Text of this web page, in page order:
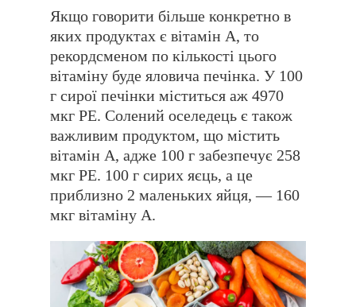
Якщо говорити більше конкретно в
яких продуктах є вітамін А, то
рекордсменом по кількості цього
вітаміну буде яловича печінка. У 100
г сирої печінки міститься аж 4970
мкг РЕ. Солений оселедець є також
важливим продуктом, що містить
вітамін А, адже 100 г забезпечує 258
мкг РЕ. 100 г сирих яєць, а це
приблизно 2 маленьких яйця, — 160
мкг вітаміну А.